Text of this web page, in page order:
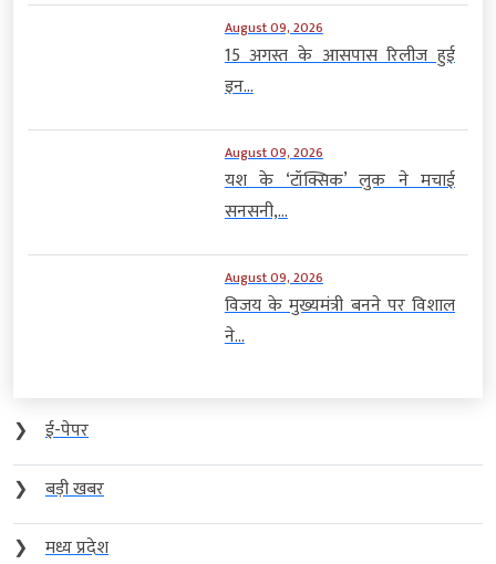
August 09, 2026
15 अगस्त के आसपास रिलीज हुई
इन...
August 09, 2026
यश के ‘टॉक्सिक’ लुक ने मचाई
सनसनी,...
August 09, 2026
विजय के मुख्यमंत्री बनने पर विशाल
ने...
❯
ई-पेपर
❯
बड़ी खबर
❯
मध्य प्रदेश